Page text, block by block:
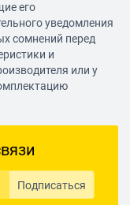
его
уведомления
сомнений перед
и
или у
Подписаться